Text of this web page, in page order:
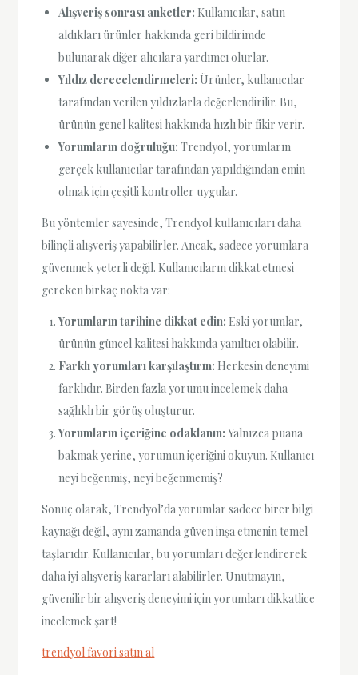
Alışveriş sonrası anketler: Kullanıcılar, satın
aldıkları ürünler hakkında geri bildirimde
bulunarak diğer alıcılara yardımcı olurlar.
Yıldız derecelendirmeleri: Ürünler, kullanıcılar
tarafından verilen yıldızlarla değerlendirilir. Bu,
ürünün genel kalitesi hakkında hızlı bir fikir verir.
Yorumların doğruluğu: Trendyol, yorumların
gerçek kullanıcılar tarafından yapıldığından emin
olmak için çeşitli kontroller uygular.
Bu yöntemler sayesinde, Trendyol kullanıcıları daha
bilinçli alışveriş yapabilirler. Ancak, sadece yorumlara
güvenmek yeterli değil. Kullanıcıların dikkat etmesi
gereken birkaç nokta var:
Yorumların tarihine dikkat edin: Eski yorumlar,
ürünün güncel kalitesi hakkında yanıltıcı olabilir.
Farklı yorumları karşılaştırın: Herkesin deneyimi
farklıdır. Birden fazla yorumu incelemek daha
sağlıklı bir görüş oluşturur.
Yorumların içeriğine odaklanın: Yalnızca puana
bakmak yerine, yorumun içeriğini okuyun. Kullanıcı
neyi beğenmiş, neyi beğenmemiş?
Sonuç olarak, Trendyol’da yorumlar sadece birer bilgi
kaynağı değil, aynı zamanda güven inşa etmenin temel
taşlarıdır. Kullanıcılar, bu yorumları değerlendirerek
daha iyi alışveriş kararları alabilirler. Unutmayın,
güvenilir bir alışveriş deneyimi için yorumları dikkatlice
incelemek şart!
trendyol favori satın al